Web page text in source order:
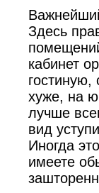
Здесь
кабинет
хуже, на
лучше
вид
Иногда
имеете